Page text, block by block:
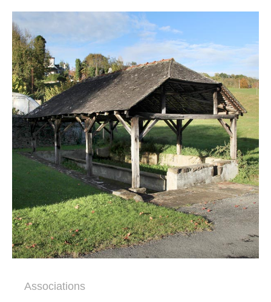
Associations